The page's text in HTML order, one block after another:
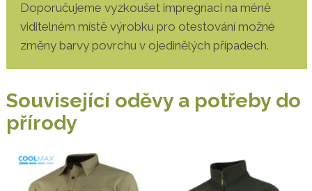
Doporučujeme vyzkoušet impregnaci na méně
viditelném místě výrobku pro otestování možné
změny barvy povrchu v ojedinělých případech.
Související oděvy a potřeby do
přírody